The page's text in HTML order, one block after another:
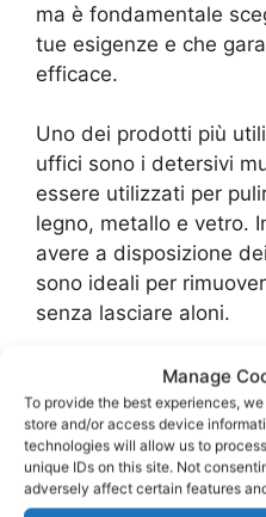
Manage
To provide the best experiences,
store and/or access device
technologies will allow us to
unique IDs on this site. Not
adversely affect certain features
ma è fondamentale
tue esigenze e che
efficace.
Uno dei prodotti più
uffici sono i detersivi
essere utilizzati per
legno, metallo e vetro.
avere a disposizione
sono ideali per
senza lasciare aloni.
Se il tuo ufficio ha
piastrelle, è
detergente specifico
superfici. Invece, per
consigliabile utilizzare